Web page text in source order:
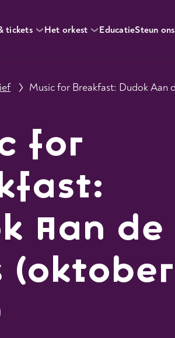
tickets Het orkest EducatieSteun ons
for
Aan de
(oktober